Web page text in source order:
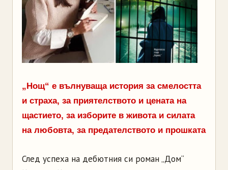
„Нощ“ е вълнуваща история за смелостта
и страха, за приятелството и цената на
щастието, за изборите в живота и силата
на любовта, за предателството и прошката
След успеха на дебютния си роман „Дом“